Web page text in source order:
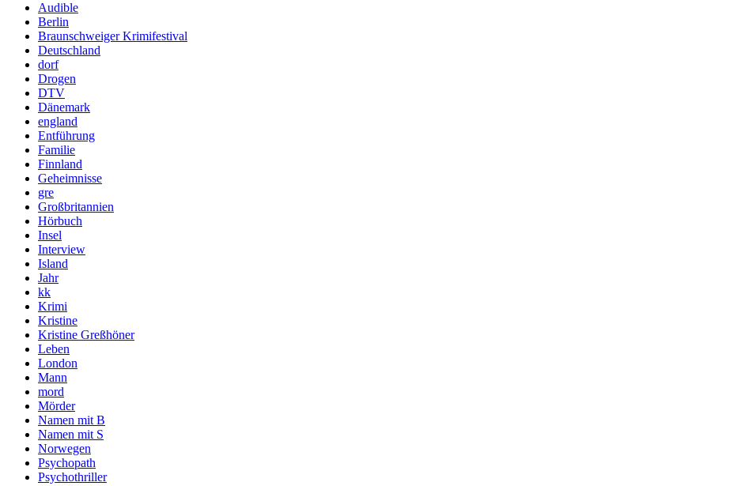
Audible
Berlin
Braunschweiger Krimifestival
Deutschland
dorf
Drogen
DTV
Dänemark
england
Entführung
Familie
Finnland
Geheimnisse
gre
Großbritannien
Hörbuch
Insel
Interview
Island
Jahr
kk
Krimi
Kristine
Kristine Greßhöner
Leben
London
Mann
mord
Mörder
Namen mit B
Namen mit S
Norwegen
Psychopath
Psychothriller